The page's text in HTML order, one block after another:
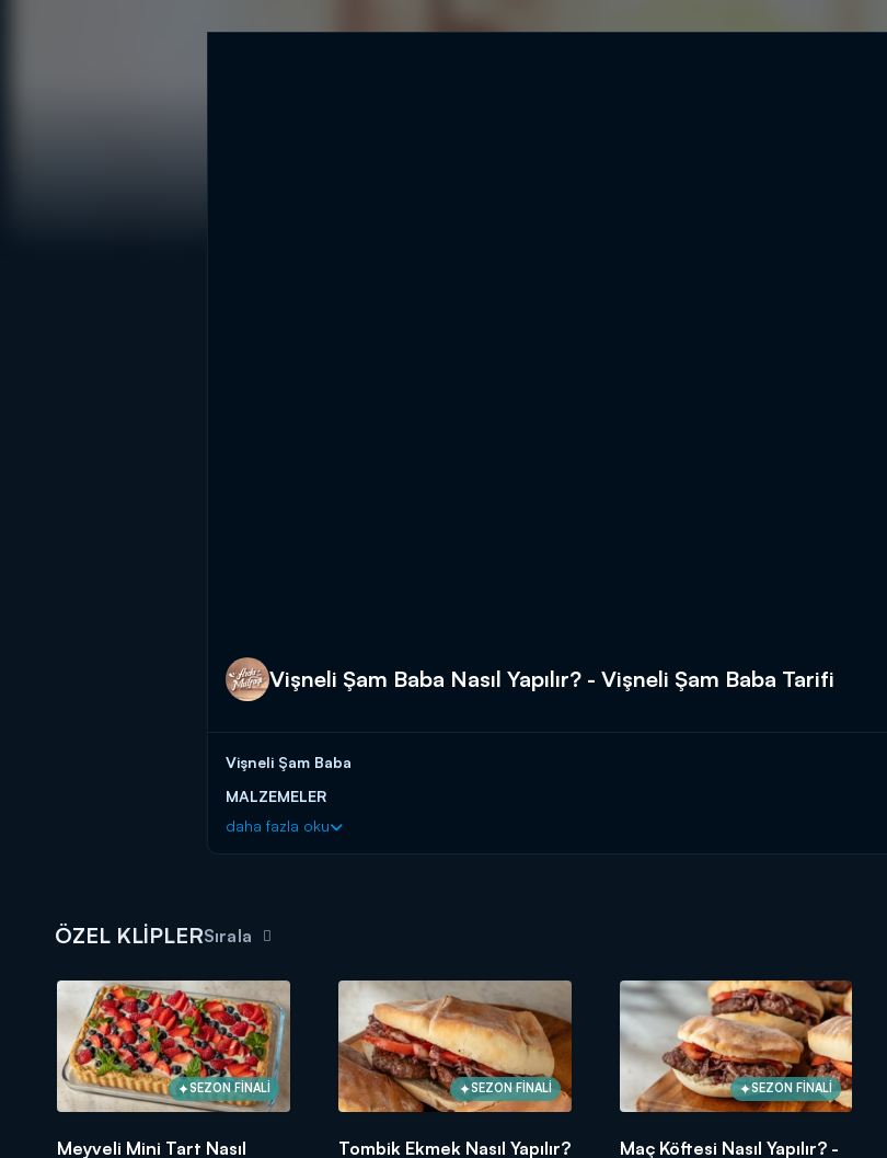
Vişneli Şam Baba Nasıl Yapılır? - Vişneli Şam Baba Tarifi
Vişneli Şam Baba
MALZEMELER
2 yemek kaşığı tereyağı
Şerbeti için;
1/2 su bardağı toz şeker
3 su bardağı vişne suyu
Servis etmek için;
Çırpılmış krema
Vişne taneleri
Arda'nın Mutfağı'nda neler mi var? Mevsiminde ürünler, ustasından lezzetler ve tabii ki
daha fazla oku
ÖZEL KLİPLERSırala
SEZON FİNALİ
Meyveli Mini Tart Nasıl
SEZON FİNALİ
Tombik Ekmek Nasıl Yapılır?
SEZON FİNALİ
Maç Köftesi Nasıl Yapılır? -